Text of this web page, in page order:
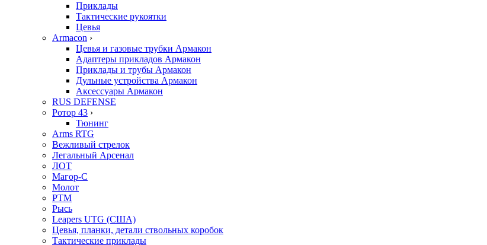
Приклады
Тактические рукоятки
Цевья
Armacon ›
Цевья и газовые трубки Армакон
Адаптеры прикладов Армакон
Приклады и трубы Армакон
Дульные устройства Армакон
Аксессуары Армакон
RUS DEFENSE
Ротор 43 ›
Тюнинг
Arms RTG
Вежливый стрелок
Легальный Арсенал
ЛОТ
Магор-С
Молот
РТМ
Рысь
Leapers UTG (США)
Цевья, планки, детали ствольных коробок
Тактические приклады